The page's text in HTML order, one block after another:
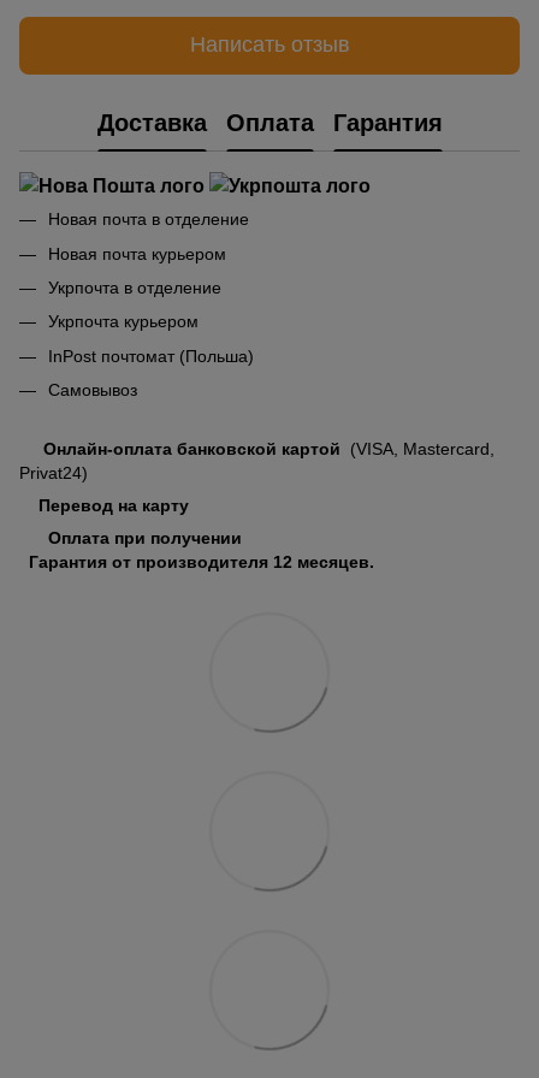
Написать отзыв
Доставка Оплата Гарантия
Новая почта в отделение
Новая почта курьером
Укрпочта в отделение
Укрпочта курьером
InPost почтомат (Польша)
Самовывоз
Онлайн-оплата банковской картой
(VISA, Mastercard,
Privat24)
Перевод на карту
Оплата при получении
Гарантия от производителя 12 месяцев.